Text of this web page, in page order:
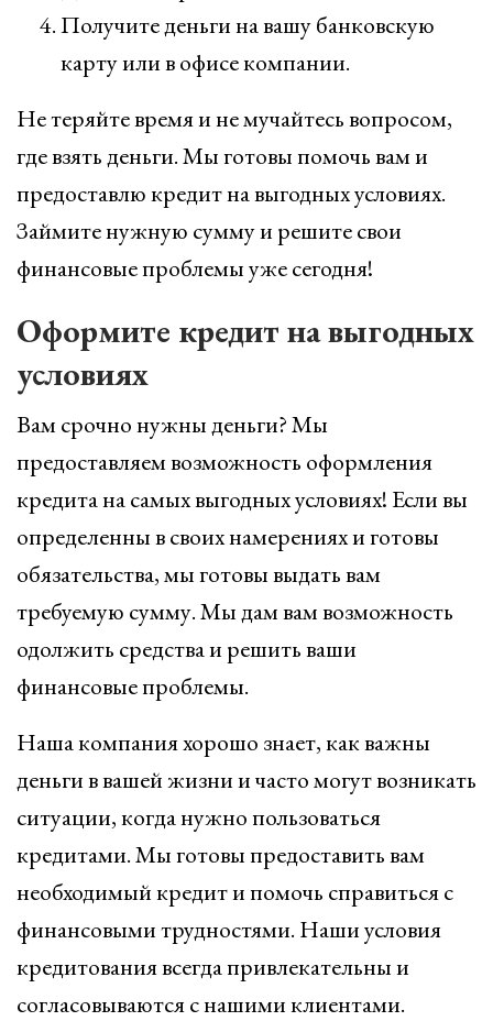
Получите деньги на вашу банковскую
карту или в офисе компании.
Не теряйте время и не мучайтесь вопросом,
где взять деньги. Мы готовы помочь вам и
предоставлю кредит на выгодных условиях.
Займите нужную сумму и решите свои
финансовые проблемы уже сегодня!
Оформите кредит на выгодных
условиях
Вам срочно нужны деньги? Мы
предоставляем возможность оформления
кредита на самых выгодных условиях! Если вы
определенны в своих намерениях и готовы
обязательства, мы готовы выдать вам
требуемую сумму. Мы дам вам возможность
одолжить средства и решить ваши
финансовые проблемы.
Наша компания хорошо знает, как важны
деньги в вашей жизни и часто могут возникать
ситуации, когда нужно пользоваться
кредитами. Мы готовы предоставить вам
необходимый кредит и помочь справиться с
финансовыми трудностями. Наши условия
кредитования всегда привлекательны и
согласовываются с нашими клиентами.